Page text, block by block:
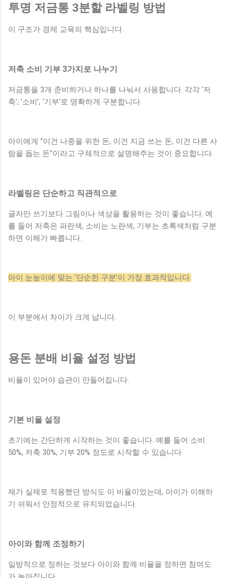
투명 저금통 3분할 라벨링 방법
이 구조가 경제 교육의 핵심입니다.
저축 소비 기부 3가지로 나누기
저금통을 3개 준비하거나 하나를 나눠서 사용합니다. 각각 ‘저
축’, ‘소비’, ‘기부’로 명확하게 구분합니다.
아이에게 “이건 나중을 위한 돈, 이건 지금 쓰는 돈, 이건 다른 사
람을 돕는 돈”이라고 구체적으로 설명해주는 것이 중요합니다.
라벨링은 단순하고 직관적으로
글자만 쓰기보다 그림이나 색상을 활용하는 것이 좋습니다. 예
를 들어 저축은 파란색, 소비는 노란색, 기부는 초록색처럼 구분
하면 이해가 빠릅니다.
아이 눈높이에 맞는 ‘단순한 구분’이 가장 효과적입니다.
이 부분에서 차이가 크게 납니다.
용돈 분배 비율 설정 방법
비율이 있어야 습관이 만들어집니다.
기본 비율 설정
초기에는 간단하게 시작하는 것이 좋습니다. 예를 들어 소비
50%, 저축 30%, 기부 20% 정도로 시작할 수 있습니다.
제가 실제로 적용했던 방식도 이 비율이었는데, 아이가 이해하
기 쉬워서 안정적으로 유지되었습니다.
아이와 함께 조정하기
일방적으로 정하는 것보다 아이와 함께 비율을 정하면 참여도